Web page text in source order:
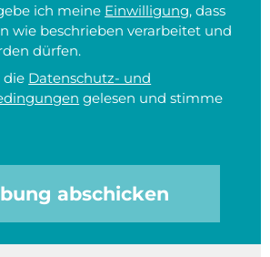
ich meine Einwilligung, dass
wie beschrieben verarbeitet und
dürfen.
die Datenschutz- und
gelesen und stimme
abschicken